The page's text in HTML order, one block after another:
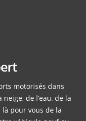
motorisés dans
neige, de l’eau, de la
pour vous de la